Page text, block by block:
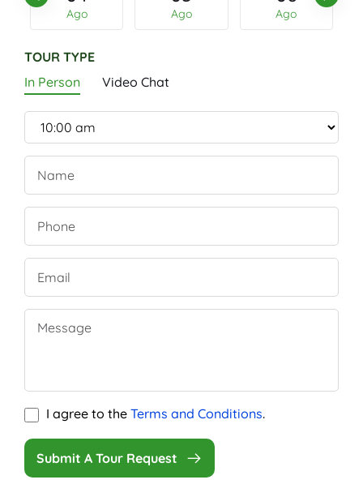
Ago Ago Ago
TOUR TYPE
In Person
Video Chat
I agree to the Terms and Conditions.
Submit A Tour Request